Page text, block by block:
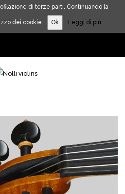
di terze parti. Continuando la
dei cookie. Ok Leggi di più